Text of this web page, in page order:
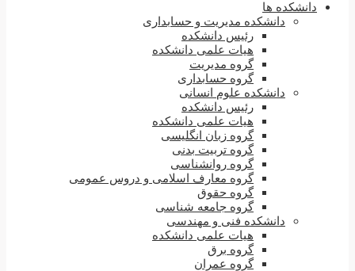
دانشکده ها
دانشکده مدیریت و حسابداری
رئیس دانشکده
هیات علمی دانشکده
گروه مدیریت
گروه حسابداری
دانشکده علوم انسانی
رئیس دانشکده
هیات علمی دانشکده
گروه زبان انگلیسی
گروه تربیت بدنی
گروه روانشناسی
گروه معارف اسلامی و دروس عمومی
گروه حقوق
گروه جامعه شناسی
دانشکده فنی و مهندسی
هیات علمی دانشکده
گروه برق
گروه عمران